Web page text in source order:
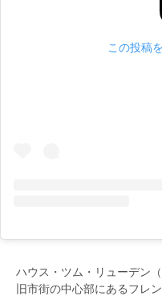
この投稿
ハウス・ツム・リューデン
旧市街の中心部にあるフレ